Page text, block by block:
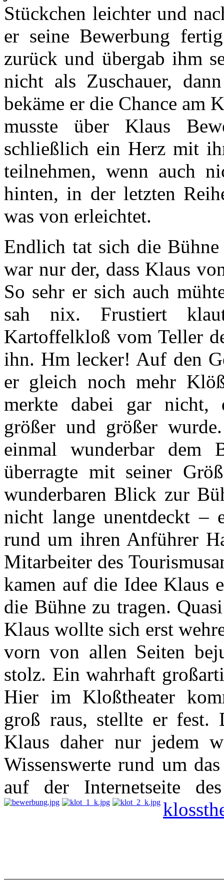
Stückchen leichter und
er seine Bewerbung
zurück und übergab ihm
nicht als Zuschauer,
bekäme er die Chance am
musste über Klaus
schließlich ein Herz mit
teilnehmen, wenn auch
hinten, in der letzten
was von erleichtet.
Endlich tat sich die
war nur der, dass Klaus
So sehr er sich auch
sah nix. Frustiert
Kartoffelkloß vom Teller
ihn. Hm lecker! Auf den
er gleich noch mehr
merkte dabei gar nicht,
größer und größer
einmal wunderbar dem
überragte mit seiner
wunderbaren Blick zur
nicht lange unentdeckt –
rund um ihren Anführer
Mitarbeiter des
kamen auf die Idee Klaus
die Bühne zu tragen.
Klaus wollte sich erst
vorn von allen Seiten
stolz. Ein wahrhaft
Hier im Kloßtheater
groß raus, stellte er fest.
Klaus daher nur jedem
Wissenswerte rund um
auf der Internetseite